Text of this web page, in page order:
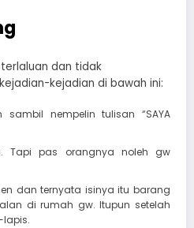
dan tidak
kejadian di bawah ini:
sambil nempelin tulisan “SAYA
Tapi pas orangnya noleh gw
dan ternyata isinya itu barang
di rumah gw. Itupun setelah
lapis.